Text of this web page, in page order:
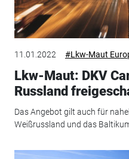
11.01.2022 #Lkw-Maut
Lkw-Maut: DKV
Russland
Das Angebot gilt auch für
Weißrussland und das